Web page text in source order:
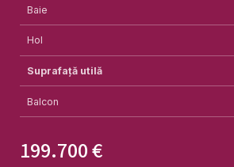
Baie
Hol
Suprafață utilă
Balcon
199.700 €